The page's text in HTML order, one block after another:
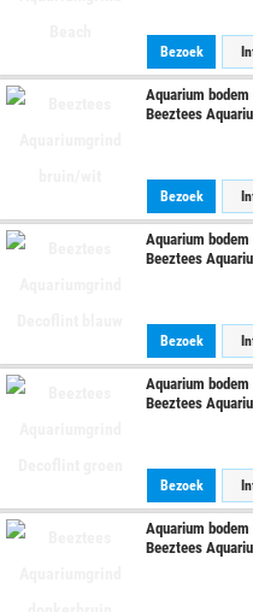
Bezoek
Aquarium bodem
Beeztees
Bezoek
Aquarium bodem
Beeztees
Bezoek
Aquarium bodem
Beeztees
Bezoek
Aquarium bodem
Beeztees